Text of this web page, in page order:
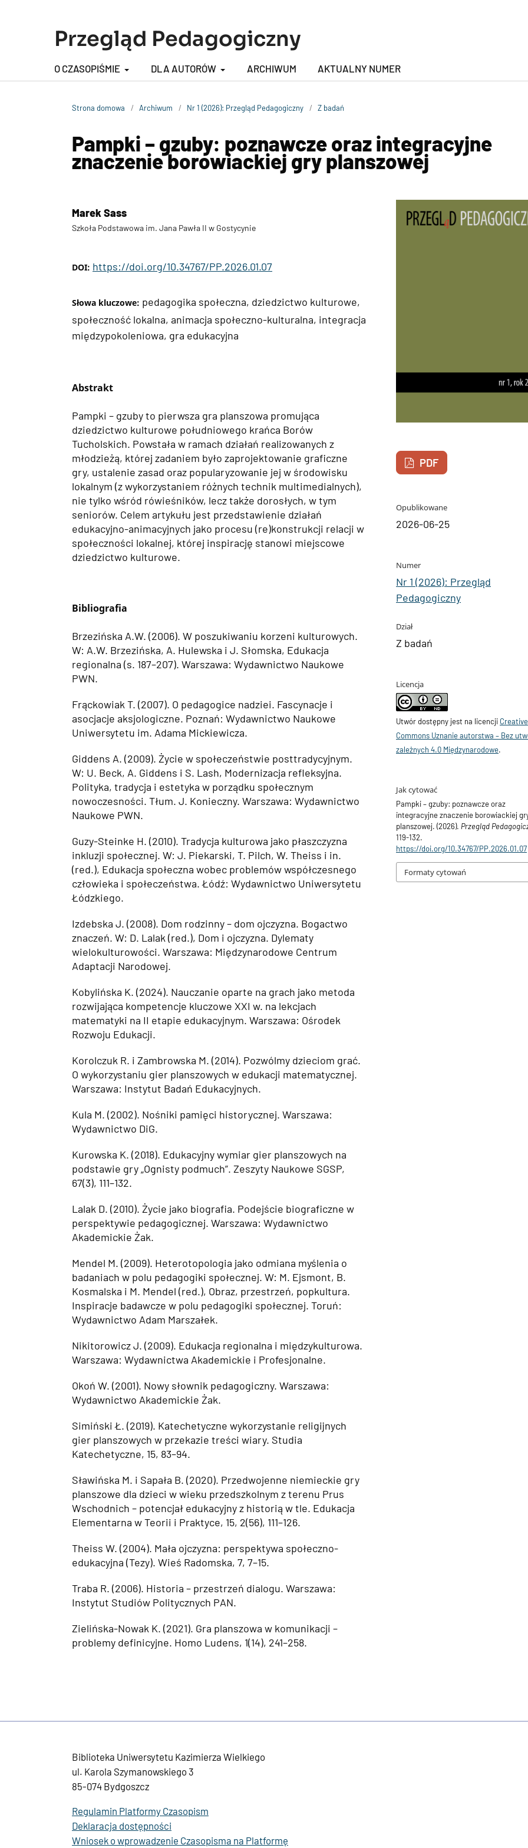
Przegląd Pedagogiczny
O CZASOPIŚMIE DLA AUTORÓW ARCHIWUM AKTUALNY NUMER
Strona domowa / Archiwum / Nr 1 (2026): Przegląd Pedagogiczny / Z badań
Pampki – gzuby: poznawcze oraz integracyjne
znaczenie borowiackiej gry planszowej
Marek Sass
Szkoła Podstawowa im. Jana Pawła II w Gostycynie
DOI: https://doi.org/10.34767/PP.2026.01.07
Słowa kluczowe: pedagogika społeczna, dziedzictwo kulturowe,
społeczność lokalna, animacja społeczno-kulturalna, integracja
międzypokoleniowa, gra edukacyjna
Abstrakt
Pampki – gzuby to pierwsza gra planszowa promująca
dziedzictwo kulturowe południowego krańca Borów
Tucholskich. Powstała w ramach działań realizowanych z
młodzieżą, której zadaniem było zaprojektowanie graficzne
gry, ustalenie zasad oraz popularyzowanie jej w środowisku
lokalnym (z wykorzystaniem różnych technik multimedialnych),
nie tylko wśród rówieśników, lecz także dorosłych, w tym
seniorów. Celem artykułu jest przedstawienie działań
edukacyjno-animacyjnych jako procesu (re)konstrukcji relacji w
społeczności lokalnej, której inspirację stanowi miejscowe
dziedzictwo kulturowe.
Bibliografia
Brzezińska A.W. (2006). W poszukiwaniu korzeni kulturowych.
W: A.W. Brzezińska, A. Hulewska i J. Słomska, Edukacja
regionalna (s. 187–207). Warszawa: Wydawnictwo Naukowe
PWN.
Frąckowiak T. (2007). O pedagogice nadziei. Fascynacje i
asocjacje aksjologiczne. Poznań: Wydawnictwo Naukowe
Uniwersytetu im. Adama Mickiewicza.
Giddens A. (2009). Życie w społeczeństwie posttradycyjnym.
W: U. Beck, A. Giddens i S. Lash, Modernizacja refleksyjna.
Polityka, tradycja i estetyka w porządku społecznym
nowoczesności. Tłum. J. Konieczny. Warszawa: Wydawnictwo
Naukowe PWN.
Guzy-Steinke H. (2010). Tradycja kulturowa jako płaszczyzna
inkluzji społecznej. W: J. Piekarski, T. Pilch, W. Theiss i in.
(red.), Edukacja społeczna wobec problemów współczesnego
człowieka i społeczeństwa. Łódź: Wydawnictwo Uniwersytetu
Łódzkiego.
Izdebska J. (2008). Dom rodzinny – dom ojczyzna. Bogactwo
znaczeń. W: D. Lalak (red.), Dom i ojczyzna. Dylematy
wielokulturowości. Warszawa: Międzynarodowe Centrum
Adaptacji Narodowej.
Kobylińska K. (2024). Nauczanie oparte na grach jako metoda
rozwijająca kompetencje kluczowe XXI w. na lekcjach
matematyki na II etapie edukacyjnym. Warszawa: Ośrodek
Rozwoju Edukacji.
Korolczuk R. i Zambrowska M. (2014). Pozwólmy dzieciom grać.
O wykorzystaniu gier planszowych w edukacji matematycznej.
Warszawa: Instytut Badań Edukacyjnych.
Kula M. (2002). Nośniki pamięci historycznej. Warszawa:
Wydawnictwo DiG.
Kurowska K. (2018). Edukacyjny wymiar gier planszowych na
podstawie gry „Ognisty podmuch”. Zeszyty Naukowe SGSP,
67(3), 111–132.
Lalak D. (2010). Życie jako biografia. Podejście biograficzne w
perspektywie pedagogicznej. Warszawa: Wydawnictwo
Akademickie Żak.
Mendel M. (2009). Heterotopologia jako odmiana myślenia o
badaniach w polu pedagogiki społecznej. W: M. Ejsmont, B.
Kosmalska i M. Mendel (red.), Obraz, przestrzeń, popkultura.
Inspiracje badawcze w polu pedagogiki społecznej. Toruń:
Wydawnictwo Adam Marszałek.
Nikitorowicz J. (2009). Edukacja regionalna i międzykulturowa.
Warszawa: Wydawnictwa Akademickie i Profesjonalne.
Okoń W. (2001). Nowy słownik pedagogiczny. Warszawa:
Wydawnictwo Akademickie Żak.
Simiński Ł. (2019). Katechetyczne wykorzystanie religijnych
gier planszowych w przekazie treści wiary. Studia
Katechetyczne, 15, 83–94.
Sławińska M. i Sapała B. (2020). Przedwojenne niemieckie gry
planszowe dla dzieci w wieku przedszkolnym z terenu Prus
Wschodnich – potencjał edukacyjny z historią w tle. Edukacja
Elementarna w Teorii i Praktyce, 15, 2(56), 111–126.
Theiss W. (2004). Mała ojczyzna: perspektywa społeczno-
edukacyjna (Tezy). Wieś Radomska, 7, 7–15.
Traba R. (2006). Historia – przestrzeń dialogu. Warszawa:
Instytut Studiów Politycznych PAN.
Zielińska-Nowak K. (2021). Gra planszowa w komunikacji –
problemy definicyjne. Homo Ludens, 1(14), 241–258.
PDF
Opublikowane
2026-06-25
Numer
Nr 1 (2026): Przegląd
Pedagogiczny
Dział
Z badań
Licencja
Utwór dostępny jest na licencji Creative
Commons Uznanie autorstwa – Bez
zależnych 4.0 Międzynarodowe.
Jak cytować
Pampki – gzuby: poznawcze oraz
integracyjne znaczenie borowiackiej
planszowej. (2026). Przegląd
119-132.
https://doi.org/10.34767/PP.2026.01.07
Formaty cytowań
Biblioteka Uniwersytetu Kazimierza Wielkiego
ul. Karola Szymanowskiego 3
85-074 Bydgoszcz
Regulamin Platformy Czasopism
Deklaracja dostępności
Wniosek o wprowadzenie Czasopisma na Platformę